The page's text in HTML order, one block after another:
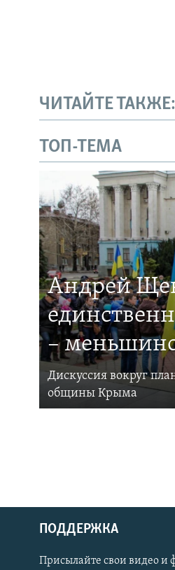
Українською
ЧИТАЙТЕ ТАКЖЕ:
ТОП-ТЕМА
Андрей
–
Дискуссия вокруг
общины Крыма
ПОДДЕРЖКА
Присылайте свои видео и